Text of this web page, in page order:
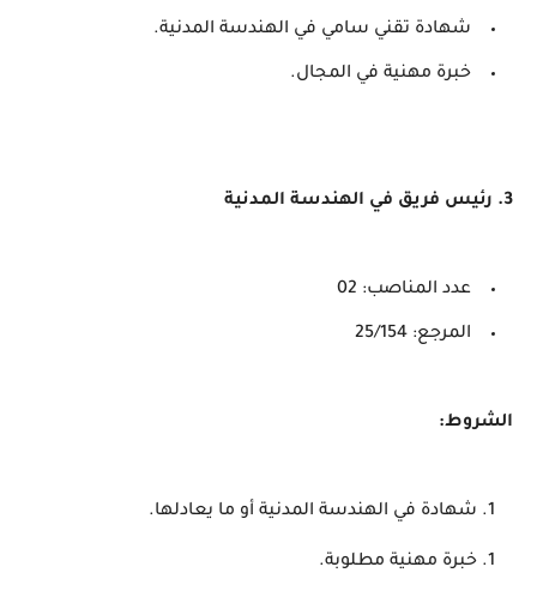
شهادة تقني سامي في الهندسة المدنية.
خبرة مهنية في المجال.
3. رئيس فريق في الهندسة المدنية
عدد المناصب: 02
المرجع: 25/154
الشروط:
شهادة في الهندسة المدنية أو ما يعادلها.
خبرة مهنية مطلوبة.